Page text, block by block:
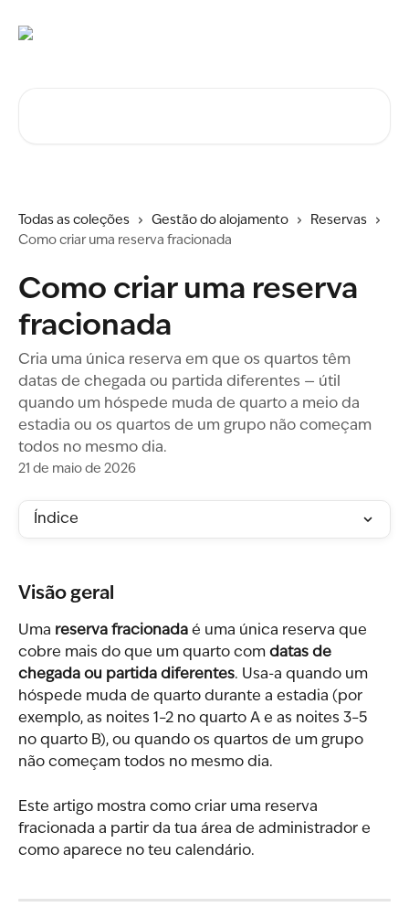
Todas as coleções Gestão do alojamento
Reservas
Como criar uma reserva fracionada
Como criar uma reserva
fracionada
Cria uma única reserva em que os quartos têm
datas de chegada ou partida diferentes — útil
quando um hóspede muda de quarto a meio da
estadia ou os quartos de um grupo não começam
todos no mesmo dia.
21 de maio de 2026
Índice
Visão geral
Uma reserva fracionada é uma única reserva que
cobre mais do que um quarto com datas de
chegada ou partida diferentes. Usa-a quando um
hóspede muda de quarto durante a estadia (por
exemplo, as noites 1–2 no quarto A e as noites 3–5
no quarto B), ou quando os quartos de um grupo
não começam todos no mesmo dia.
Este artigo mostra como criar uma reserva
fracionada a partir da tua área de administrador e
como aparece no teu calendário.